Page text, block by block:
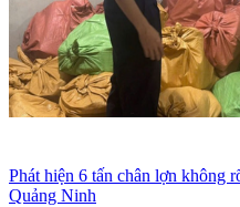
Phát hiện 6 tấn chân lợn không
Quảng Ninh